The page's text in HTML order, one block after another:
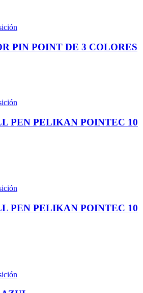
PIN POINT DE 3 COLORES
PEN PELIKAN POINTEC 10
PEN PELIKAN POINTEC 10